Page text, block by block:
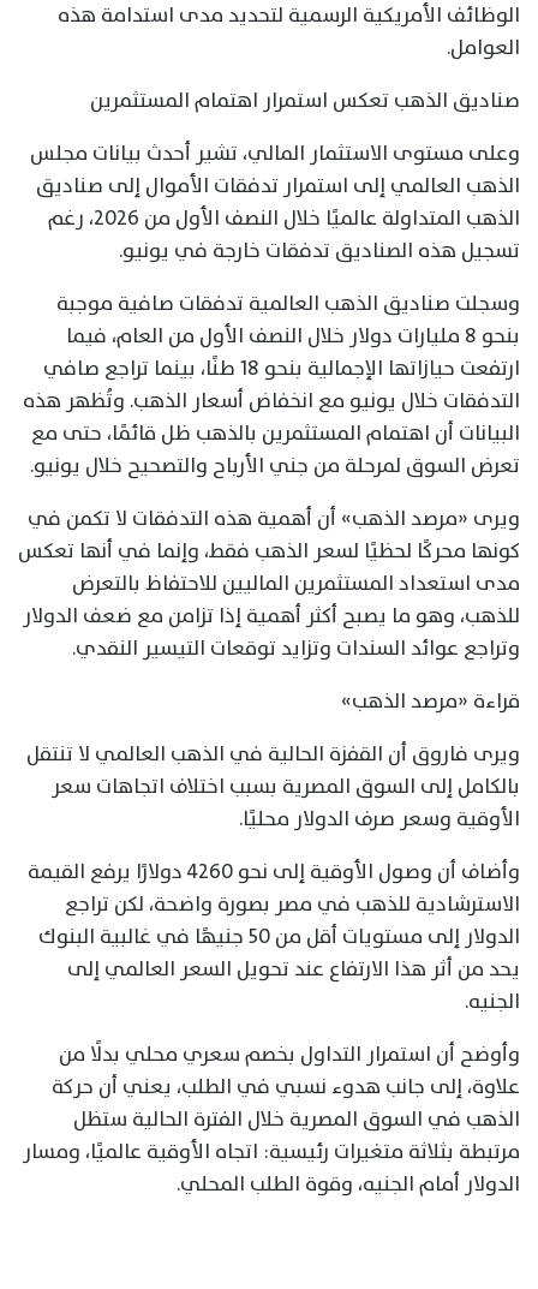
الوظائف الأمريكية الرسمية لتحديد مدى استدامة هذه
العوامل.
صناديق الذهب تعكس استمرار اهتمام المستثمرين
وعلى مستوى الاستثمار المالي، تشير أحدث بيانات مجلس
الذهب العالمي إلى استمرار تدفقات الأموال إلى صناديق
الذهب المتداولة عالميًا خلال النصف الأول من 2026، رغم
تسجيل هذه الصناديق تدفقات خارجة في يونيو.
وسجلت صناديق الذهب العالمية تدفقات صافية موجبة
بنحو 8 مليارات دولار خلال النصف الأول من العام، فيما
ارتفعت حيازاتها الإجمالية بنحو 18 طنًا، بينما تراجع صافي
التدفقات خلال يونيو مع انخفاض أسعار الذهب. وتُظهر هذه
البيانات أن اهتمام المستثمرين بالذهب ظل قائمًا، حتى مع
تعرض السوق لمرحلة من جني الأرباح والتصحيح خلال يونيو.
ويرى «مرصد الذهب» أن أهمية هذه التدفقات لا تكمن في
كونها محركًا لحظيًا لسعر الذهب فقط، وإنما في أنها تعكس
مدى استعداد المستثمرين الماليين للاحتفاظ بالتعرض
للذهب، وهو ما يصبح أكثر أهمية إذا تزامن مع ضعف الدولار
وتراجع عوائد السندات وتزايد توقعات التيسير النقدي.
قراءة «مرصد الذهب»
ويرى فاروق أن القفزة الحالية في الذهب العالمي لا تنتقل
بالكامل إلى السوق المصرية بسبب اختلاف اتجاهات سعر
الأوقية وسعر صرف الدولار محليًا.
وأضاف أن وصول الأوقية إلى نحو 4260 دولارًا يرفع القيمة
الاسترشادية للذهب في مصر بصورة واضحة، لكن تراجع
الدولار إلى مستويات أقل من 50 جنيهًا في غالبية البنوك
يحد من أثر هذا الارتفاع عند تحويل السعر العالمي إلى
الجنيه.
وأوضح أن استمرار التداول بخصم سعري محلي بدلًا من
علاوة، إلى جانب هدوء نسبي في الطلب، يعني أن حركة
الذهب في السوق المصرية خلال الفترة الحالية ستظل
مرتبطة بثلاثة متغيرات رئيسية: اتجاه الأوقية عالميًا، ومسار
الدولار أمام الجنيه، وقوة الطلب المحلي.